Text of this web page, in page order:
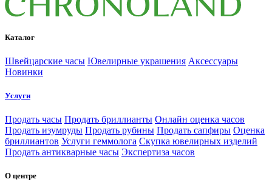
Каталог
Швейцарские часы Ювелирные украшения Аксессуары
Новинки
Услуги
Продать часы Продать бриллианты Онлайн оценка часов
Продать изумруды Продать рубины Продать сапфиры Оценка
бриллиантов Услуги геммолога Скупка ювелирных изделий
Продать антикварные часы Экспертиза часов
О центре